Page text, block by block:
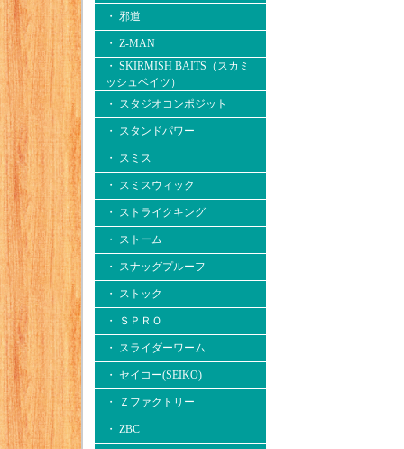
・ 邪道
・ Z-MAN
・ SKIRMISH BAITS（スカミ
ッシュベイツ）
・ スタジオコンポジット
・ スタンドパワー
・ スミス
・ スミスウィック
・ ストライクキング
・ ストーム
・ スナッグプルーフ
・ ストック
・ ＳＰＲＯ
・ スライダーワーム
・ セイコー(SEIKO)
・ Ｚファクトリー
・ ZBC